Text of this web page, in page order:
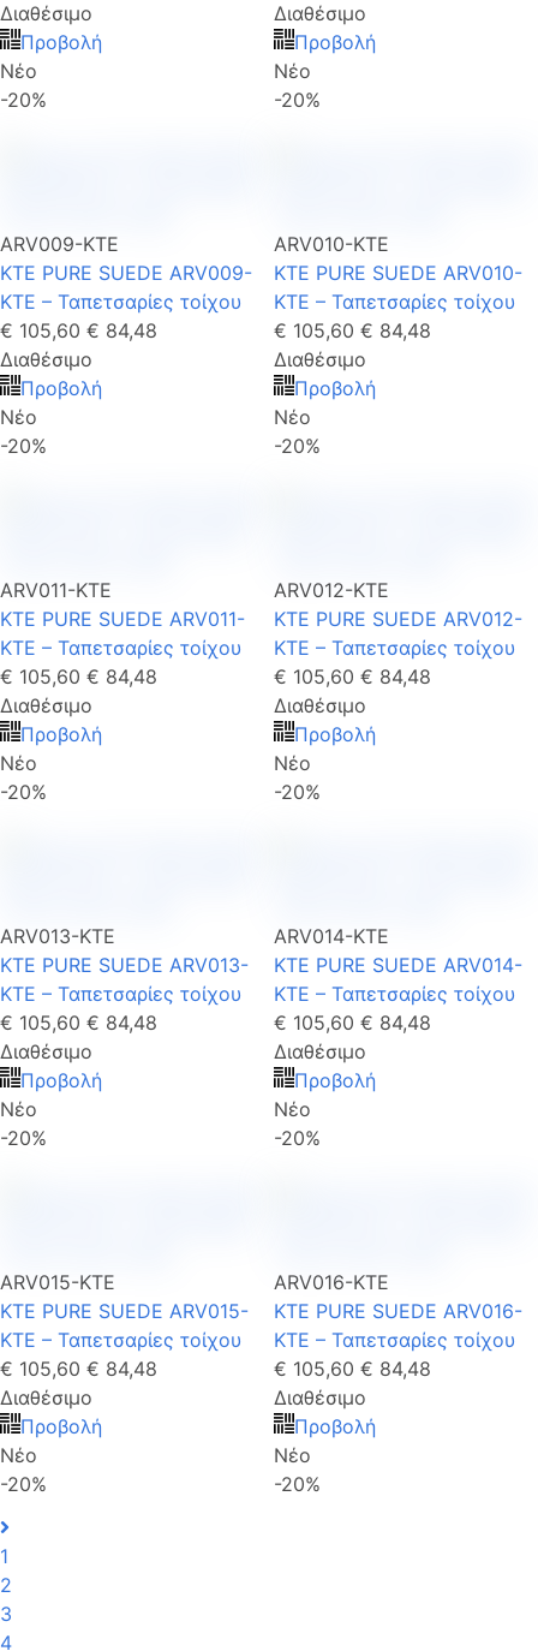
Διαθέσιμο
Προβολή
Νέο
-20%
Διαθέσιμο
Προβολή
Νέο
-20%
ARV009-KTE
KTE PURE SUEDE ARV009-
KTE – Ταπετσαρίες τοίχου
€ 105,60 € 84,48
Διαθέσιμο
Προβολή
Νέο
-20%
ARV010-KTE
KTE PURE SUEDE ARV010-
KTE – Ταπετσαρίες τοίχου
€ 105,60 € 84,48
Διαθέσιμο
Προβολή
Νέο
-20%
ARV011-KTE
KTE PURE SUEDE ARV011-
KTE – Ταπετσαρίες τοίχου
€ 105,60 € 84,48
Διαθέσιμο
Προβολή
Νέο
-20%
ARV012-KTE
KTE PURE SUEDE ARV012-
KTE – Ταπετσαρίες τοίχου
€ 105,60 € 84,48
Διαθέσιμο
Προβολή
Νέο
-20%
ARV013-KTE
KTE PURE SUEDE ARV013-
KTE – Ταπετσαρίες τοίχου
€ 105,60 € 84,48
Διαθέσιμο
Προβολή
Νέο
-20%
ARV014-KTE
KTE PURE SUEDE ARV014-
KTE – Ταπετσαρίες τοίχου
€ 105,60 € 84,48
Διαθέσιμο
Προβολή
Νέο
-20%
ARV015-KTE
KTE PURE SUEDE ARV015-
KTE – Ταπετσαρίες τοίχου
€ 105,60 € 84,48
Διαθέσιμο
Προβολή
Νέο
-20%
ARV016-KTE
KTE PURE SUEDE ARV016-
KTE – Ταπετσαρίες τοίχου
€ 105,60 € 84,48
Διαθέσιμο
Προβολή
Νέο
-20%
1
2
3
4